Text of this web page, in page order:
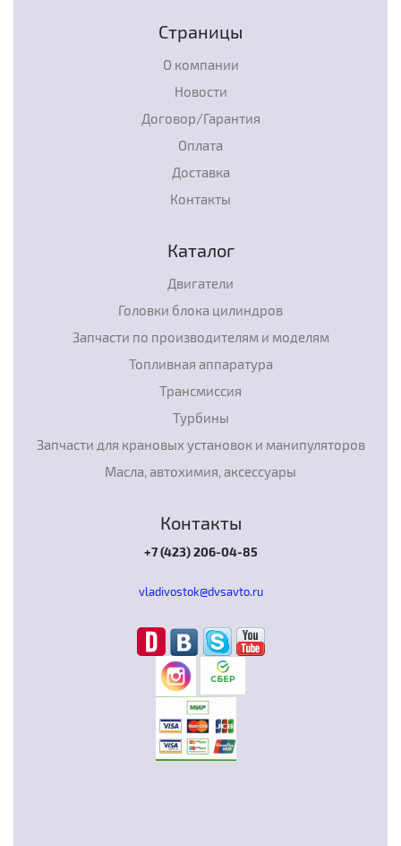
Страницы
О компании
Новости
Договор/Гарантия
Оплата
Доставка
Контакты
Каталог
Двигатели
Головки блока цилиндров
Запчасти по производителям и моделям
Топливная аппаратура
Трансмиссия
Турбины
Запчасти для крановых установок и манипуляторов
Масла, автохимия, аксессуары
Контакты
+7 (423) 206-04-85
vladivostok@dvsavto.ru